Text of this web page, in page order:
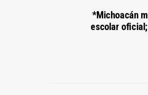
*Michoacán
escolar